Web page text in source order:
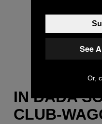
IN DADA
CLUB-
See
Or,